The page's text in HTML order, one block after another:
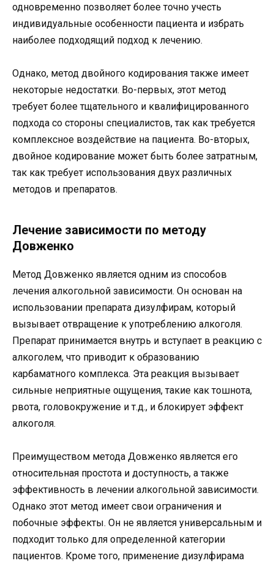
одновременно позволяет более точно учесть
индивидуальные особенности пациента и избрать
наиболее подходящий подход к лечению.
Однако, метод двойного кодирования также имеет
некоторые недостатки. Во-первых, этот метод
требует более тщательного и квалифицированного
подхода со стороны специалистов, так как требуется
комплексное воздействие на пациента. Во-вторых,
двойное кодирование может быть более затратным,
так как требует использования двух различных
методов и препаратов.
Лечение зависимости по методу
Довженко
Метод Довженко является одним из способов
лечения алкогольной зависимости. Он основан на
использовании препарата дизулфирам, который
вызывает отвращение к употреблению алкоголя.
Препарат принимается внутрь и вступает в реакцию с
алкоголем, что приводит к образованию
карбаматного комплекса. Эта реакция вызывает
сильные неприятные ощущения, такие как тошнота,
рвота, головокружение и т.д., и блокирует эффект
алкоголя.
Преимуществом метода Довженко является его
относительная простота и доступность, а также
эффективность в лечении алкогольной зависимости.
Однако этот метод имеет свои ограничения и
побочные эффекты. Он не является универсальным и
подходит только для определенной категории
пациентов. Кроме того, применение дизулфирама